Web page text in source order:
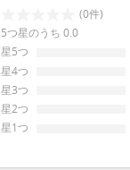
(0件)
5つ星のうち 0.0
星5つ
星4つ
星3つ
星2つ
星1つ